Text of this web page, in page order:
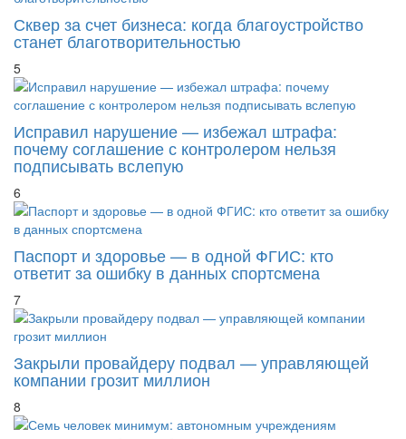
Сквер за счет бизнеса: когда благоустройство
станет благотворительностью
5
Исправил нарушение — избежал штрафа:
почему соглашение с контролером нельзя
подписывать вслепую
6
Паспорт и здоровье — в одной ФГИС: кто
ответит за ошибку в данных спортсмена
7
Закрыли провайдеру подвал — управляющей
компании грозит миллион
8